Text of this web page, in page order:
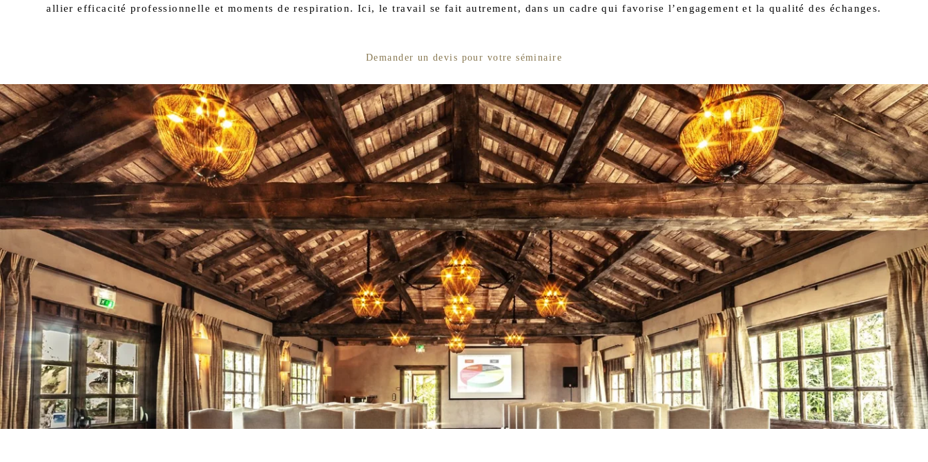
allier efficacité professionnelle et moments de respiration. Ici, le travail se fait autrement, dans un cadre qui favorise l’engagement et la qualité des échanges.
Demander un devis pour votre séminaire
ACCUEIL